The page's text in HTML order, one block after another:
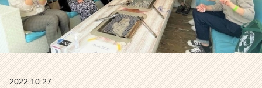
タ
ー
ト！
人
柄
2022.10.27